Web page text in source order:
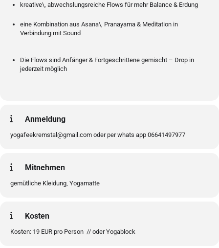
kreative\, abwechslungsreiche Flows für mehr Balance & Erdung
eine Kombination aus Asana\, Pranayama & Meditation in
Verbindung mit Sound
Die Flows sind Anfänger & Fortgeschrittene gemischt – Drop in
jederzeit möglich
Anmeldung
yogafeekremstal@gmail.com oder per whats app 06641497977
Mitnehmen
gemütliche Kleidung, Yogamatte
Kosten
Kosten: 19 EUR pro Person // oder Yogablock